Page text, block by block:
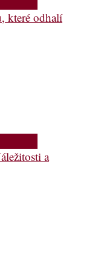
které odhalí
a